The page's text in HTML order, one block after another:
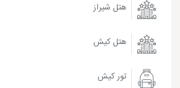
هتل شیراز
هتل کیش
تور کیش